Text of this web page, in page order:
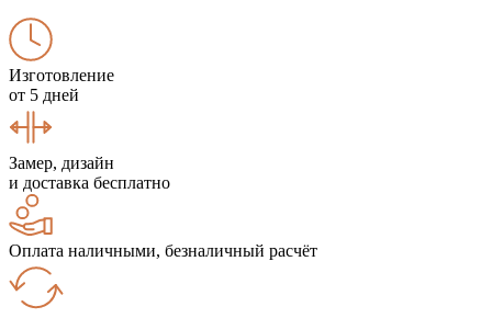
Изготовление
от 5 дней
Замер, дизайн
и доставка бесплатно
Оплата наличными, безналичный расчёт